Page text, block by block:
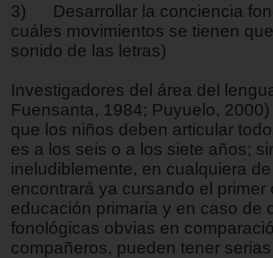
3) Desarrollar la conciencia
cuáles movimientos se tienen
sonido de las letras)
Investigadores del área del
Fuensanta, 1984; Puyuelo,
que los niños deben articular
es a los seis o a los siete años;
ineludiblemente, en cualquiera
encontrará ya cursando el
educación primaria y en caso de
fonológicas obvias en
compañeros, pueden tener